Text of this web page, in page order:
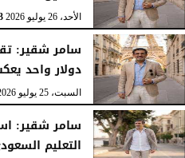
الأحد، 26 يوليو 2026
سامر شقير:
دولار واحد
السبت، 25 يوليو 2026
التعليم